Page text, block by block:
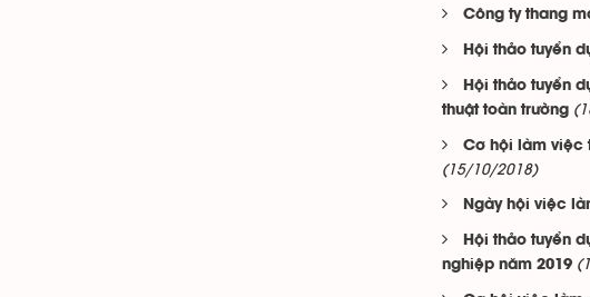
Công ty thang
Hội thảo tuyển
Hội thảo tuyển
thuật toàn trường
Cơ hội làm việc
(15/10/2018)
Ngày hội việc
Hội thảo tuyển
nghiệp năm 2019